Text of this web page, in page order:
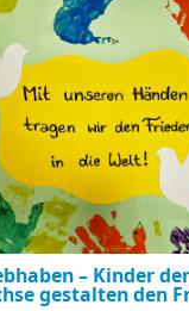
Chemnitz
jetzt
sichern
– Kinder der
gestalten den